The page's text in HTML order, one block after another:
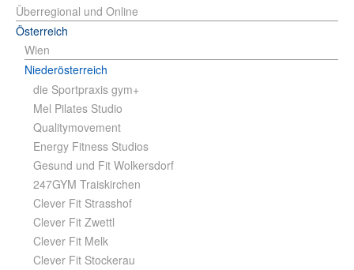
Überregional und Online
Österreich
Wien
Niederösterreich
die Sportpraxis gym+
Mel Pilates Studio
Qualitymovement
Energy Fitness Studios
Gesund und Fit Wolkersdorf
247GYM Traiskirchen
Clever Fit Strasshof
Clever Fit Zwettl
Clever Fit Melk
Clever Fit Stockerau